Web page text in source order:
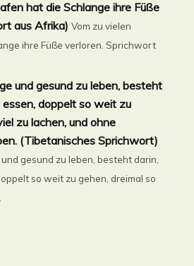
hat die Schlange ihre Füße
aus Afrika) Vom zu vielen
ihre Füße verloren. Sprichwort
und gesund zu leben, besteht
doppelt so weit zu
zu lachen, und ohne
(Tibetanisches Sprichwort)
gesund zu leben, besteht darin,
so weit zu gehen, dreimal so